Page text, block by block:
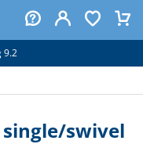
9.2
swivel